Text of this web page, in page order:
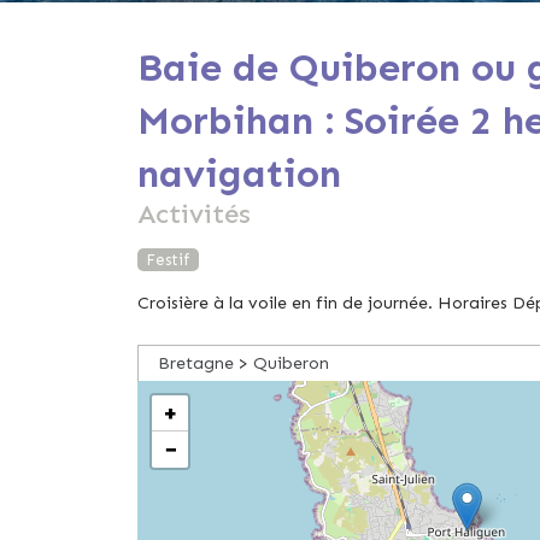
Baie de Quiberon ou
Morbihan : Soirée 2
navigation
Activités
Festif
Croisière à la voile en fin de journée. Horaires
Bretagne > Quiberon
+
−